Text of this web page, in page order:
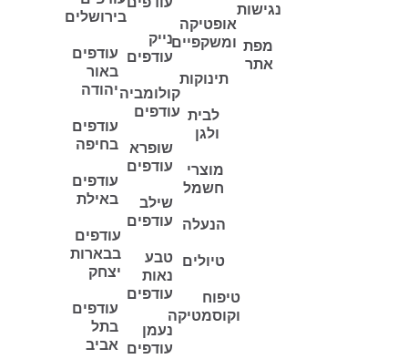
נגישות
מפת
אתר
אופטיקה
ומשקפיים
תינוקות
לבית
ולגן
מוצרי
חשמל
הנעלה
טיולים
טיפוח
וקוסמטיקה
נייק
עודפים
קולומביה
עודפים
שופרא
עודפים
שילב
עודפים
טבע
נאות
עודפים
נעמן
עודפים
בירושלים
עודפים
באור
יהודה
עודפים
בחיפה
עודפים
באילת
עודפים
בבארות
יצחק
עודפים
בתל
אביב